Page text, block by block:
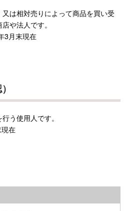
は相対売りによって商品を買い受
や法人です。
3月末現在
う使用人です。
在